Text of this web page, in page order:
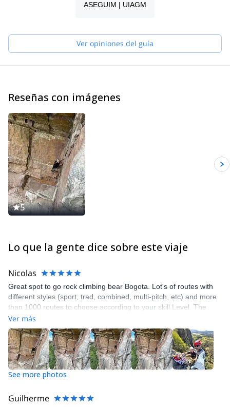
ASEGUIM | UIAGM
Ver opiniones del guía
Reseñas con imágenes
5
Lo que la gente dice sobre este viaje
Nicolas
Great spot to go rock climbing bear Bogota. Lot's of routes with
different styles (sport, trad, combined, multi-pitch, etc) and more
than 1000 routes to choose according to your skill Level. The
guide Ricardo from Ascenso Andino was amazing. He was very
helpful before the trip to help me get there, during the trip
assessing the best route according to my skills and goals and he
took very nice photos that he shared with me after the trip. This
was my second time in Suesca.. Definitely going back again soon!
Ver más
See more photos
Guilherme